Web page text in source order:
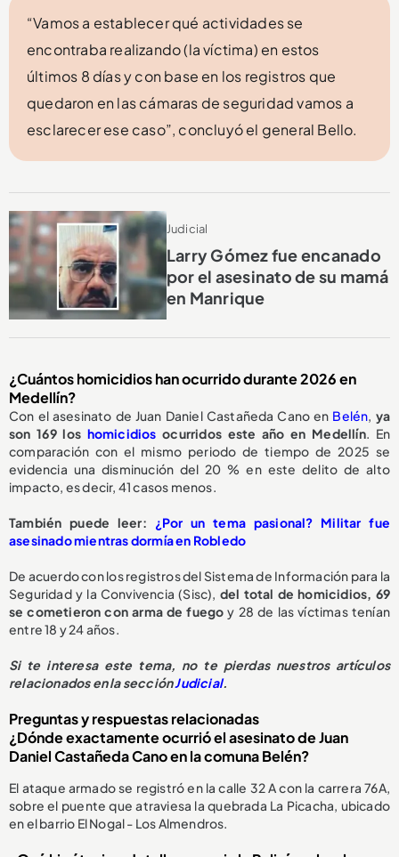
“Vamos a establecer qué actividades se
encontraba realizando (la víctima) en estos
últimos 8 días y con base en los registros que
quedaron en las cámaras de seguridad vamos a
esclarecer ese caso”, concluyó el general Bello.
Judicial
Larry Gómez fue encanado
por el asesinato de su mamá
en Manrique
¿Cuántos homicidios han ocurrido durante 2026 en
Medellín?
Con el asesinato de Juan Daniel Castañeda Cano en Belén, ya
son 169 los homicidios ocurridos este año en Medellín. En
comparación con el mismo periodo de tiempo de 2025 se
evidencia una disminución del 20 % en este delito de alto
impacto, es decir, 41 casos menos.
También puede leer: ¿Por un tema pasional? Militar fue
asesinado mientras dormía en Robledo
De acuerdo con los registros del Sistema de Información para la
Seguridad y la Convivencia (Sisc), del total de homicidios, 69
se cometieron con arma de fuego y 28 de las víctimas tenían
entre 18 y 24 años.
Si te interesa este tema, no te pierdas nuestros artículos
relacionados en la secciónJudicial.
Preguntas y respuestas relacionadas
¿Dónde exactamente ocurrió el asesinato de Juan
Daniel Castañeda Cano en la comuna Belén?
El ataque armado se registró en la calle 32 A con la carrera 76A,
sobre el puente que atraviesa la quebrada La Picacha, ubicado
en el barrio El Nogal - Los Almendros.